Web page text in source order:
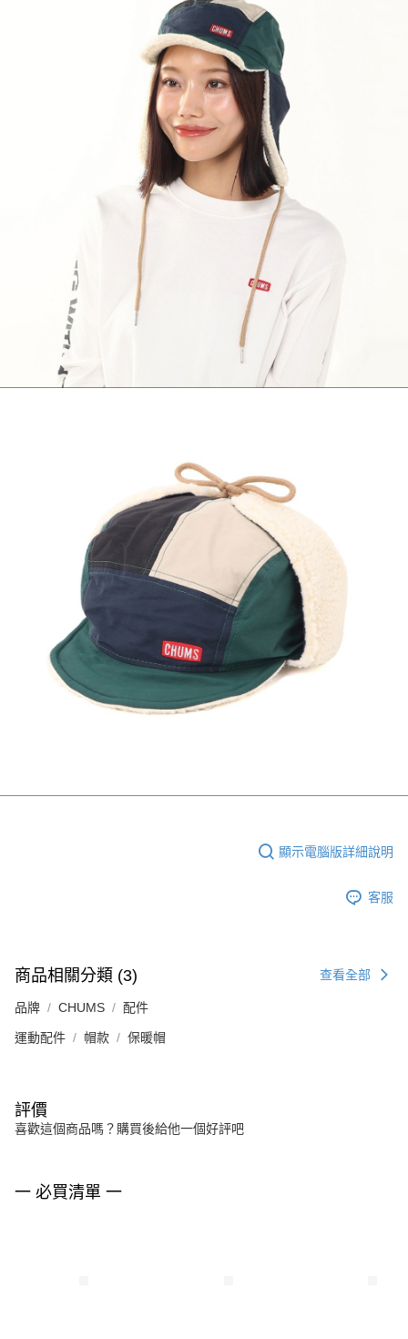
顯示電腦版詳細說明
客服
商品相關分類 (3) 查看全部
品牌 CHUMS 配件
運動配件 帽款 保暖帽
評價
喜歡這個商品嗎？購買後給他一個好評吧
一 必買清單 一